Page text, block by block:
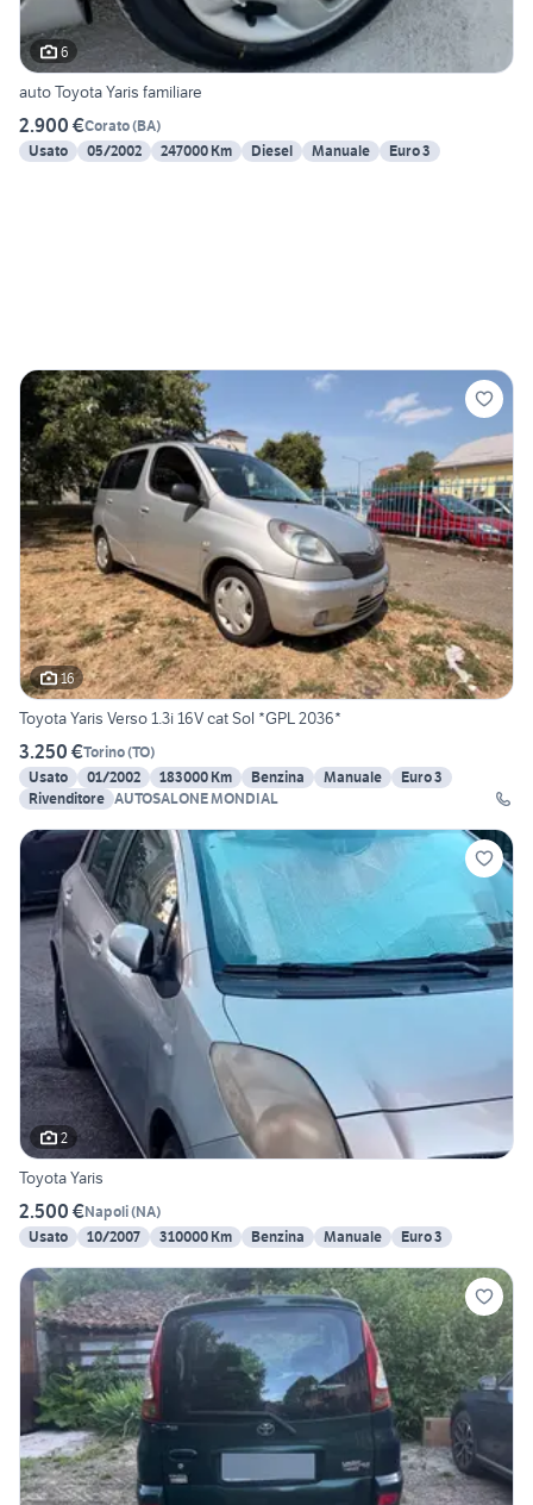
6
auto Toyota Yaris familiare
2.900 €Corato(BA)
Usato
05/2002 247000 Km Diesel Manuale Euro 3
16
Toyota Yaris Verso 1.3i 16V cat Sol *GPL 2036*
3.250 €Torino(TO)
Usato
01/2002 183000 Km Benzina Manuale
Euro 3
Rivenditore AUTOSALONE MONDIAL
2
Toyota Yaris
2.500 €Napoli(NA)
Usato
10/2007 310000 Km Benzina Manuale Euro 3